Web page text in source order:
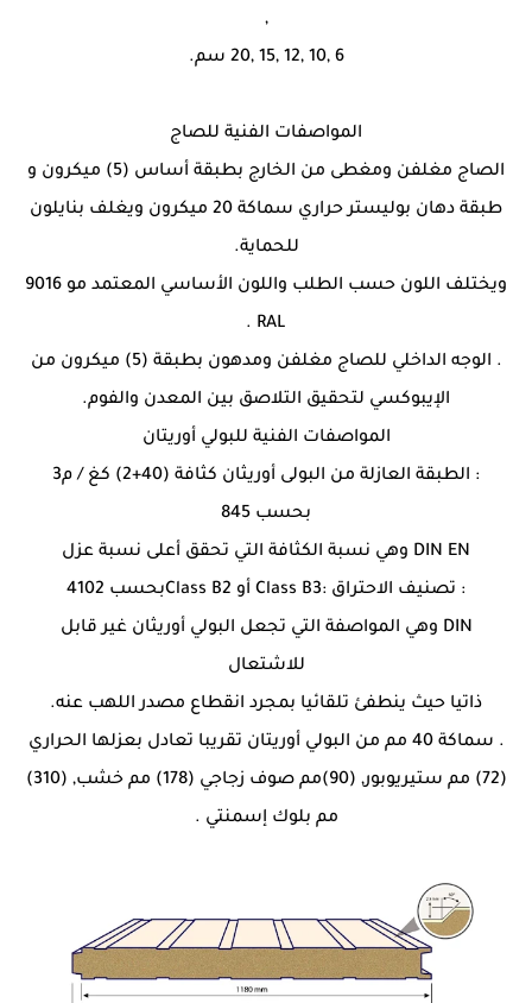
,
6 ,10 ,12 ,15 ,20 سم.
المواصفات الفنية للصاج
الصاج مغلفن ومغطى من الخارج بطبقة أساس (5) ميكرون و
طبقة دهان بوليستر حراري سماكة 20 ميكرون ويغلف بنايلون
للحماية.
ويختلف اللون حسب الطلب واللون الأساسي المعتمد مو 9016
RAL .
. الوجه الداخلي للصاج مغلفن ومدهون بطبقة (5) ميكرون من
الإيبوكسي لتحقيق التلاصق بين المعدن والفوم.
المواصفات الفنية للبولي أوريتان
: الطبقة العازلة من البولى أوريثان كثافة (40+2) كغ / م3
بحسب 845
DIN EN وهي نسبة الكثافة التي تحقق أعلى نسبة عزل
: تصنيف الاحتراق :Class B3 أو Class B2بحسب 4102
DIN وهي المواصفة التي تجعل البولي أوريثان غير قابل
للاشتعال
ذاتيا حيث ينطفئ تلقائيا بمجرد انقطاع مصدر اللهب عنه.
. سماكة 40 مم من البولي أوريتان تقريبا تعادل بعزلها الحراري
(72) مم ستيريوبور, (90)مم صوف زجاجي (178) مم خشب, (310)
مم بلوك إسمنتي .